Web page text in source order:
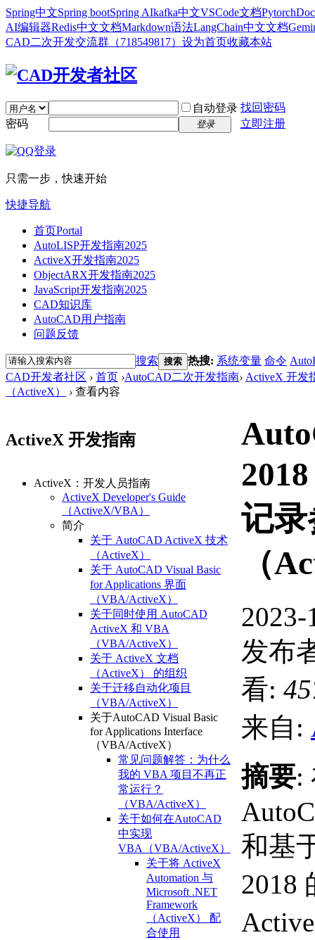
Spring中文Spring bootSpring AIkafka中文VSCode文档Pytorch
AI编辑器Redis中文文档Markdown语法LangChain中文文档
CAD二次开发交流群（718549817） 设为首页收藏本站
自动登录 找回密码
密码
登录 立即注册
只需一步，快速开始
快捷导航
首页Portal
AutoLISP开发指南2025
ActiveX开发指南2025
ObjectARX开发指南2025
JavaScript开发指南2025
CAD知识库
AutoCAD用户指南
问题反馈
搜索 搜索 热搜: 系统变量 命令
CAD开发者社区 › 首页 ›AutoCAD二次开发指南› ActiveX 开发
（ActiveX）
› 查看内容
ActiveX 开发指南
ActiveX：开发人员指南
ActiveX Developer's Guide
（ActiveX/VBA）
简介
关于 AutoCAD ActiveX 技术
（ActiveX）
关于 AutoCAD Visual Basic
for Applications 界面
（VBA/ActiveX）
关于同时使用 AutoCAD
ActiveX 和 VBA
（VBA/ActiveX）
关于 ActiveX 文档
（ActiveX） 的组织
关于迁移自动化项目
（VBA/ActiveX）
关于AutoCAD Visual Basic
for Applications Interface
（VBA/ActiveX）
常见问题解答：为什么
我的 VBA 项目不再正
常运行？
（VBA/ActiveX）
关于如何在AutoCAD
中实现
VBA（VBA/ActiveX）
关于将 ActiveX
Automation 与
Microsoft .NET
Framework
（ActiveX） 配
合使用
记
（
2023-
发布
看:
来自:
摘要:
和基
2018